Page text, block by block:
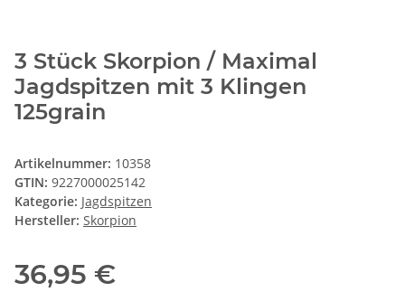
3 Stück Skorpion / Maximal
Jagdspitzen mit 3 Klingen
125grain
Artikelnummer: 10358
GTIN: 9227000025142
Kategorie: Jagdspitzen
Hersteller: Skorpion
36,95 €